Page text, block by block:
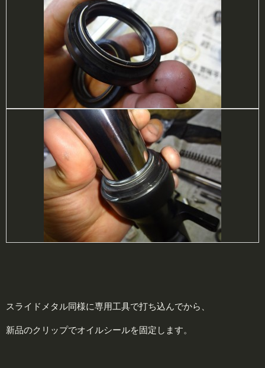
スライドメタル同様に専用工具で打ち込んでから、
新品のクリップでオイルシールを固定します。